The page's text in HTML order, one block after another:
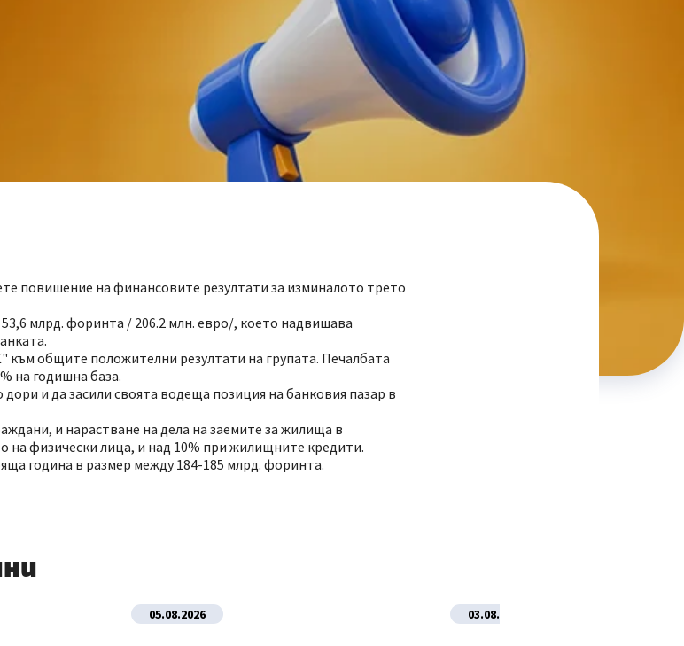
повишение на финансовите резултати за изминалото трето
млрд. форинта / 206.2 млн. евро/, което надвишава
към общите положителни резултати на групата. Печалбата
на годишна база.
и да засили своята водеща позиция на банковия пазар в
и нарастване на дела на заемите за жилища в
на физически лица, и над 10% при жилищните кредити.
година в размер между 184-185 млрд. форинта.
05.08.2026 03.08.2026